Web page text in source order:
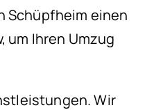
Schüpfheim einen
Ihren Umzug
Wir